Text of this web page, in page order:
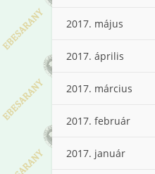
2017. május
2017. április
2017. március
2017. február
2017. január